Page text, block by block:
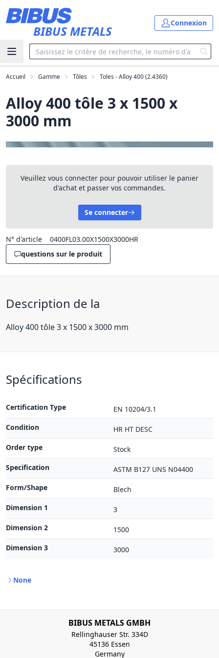
BIBUS METALS
Connexion
Accueil Gamme Tôles Toles - Alloy 400 (2.4360)
Alloy 400 tôle 3 x 1500 x
3000 mm
Veuillez vous connecter pour pouvoir utiliser le panier
d'achat et passer vos commandes.
Se connecter
N° d'article
0400FL03.00X1500X3000HR
questions sur le produit
Description de la
Alloy 400 tôle 3 x 1500 x 3000 mm
Spécifications
Certification Type
EN 10204/3.1
Condition
HR HT DESC
Order type
Stock
Specification
ASTM B127 UNS N04400
Form/Shape
Blech
Dimension 1
3
Dimension 2
1500
Dimension 3
3000
None
BIBUS METALS GMBH
Rellinghauser Str. 334D
45136 Essen
Germany